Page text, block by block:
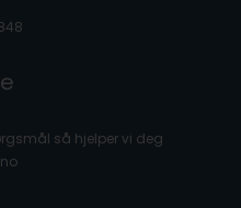
så hjelper vi deg